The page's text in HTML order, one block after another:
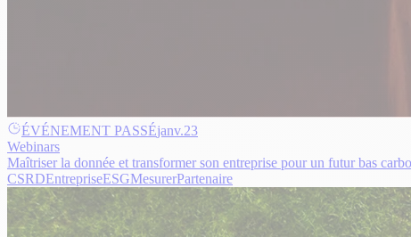
ÉVÉNEMENT PASSÉjanv.23
Webinars
Maîtriser la donnée et transformer son entreprise pour un futur bas
CSRDEntrepriseESGMesurerPartenaire